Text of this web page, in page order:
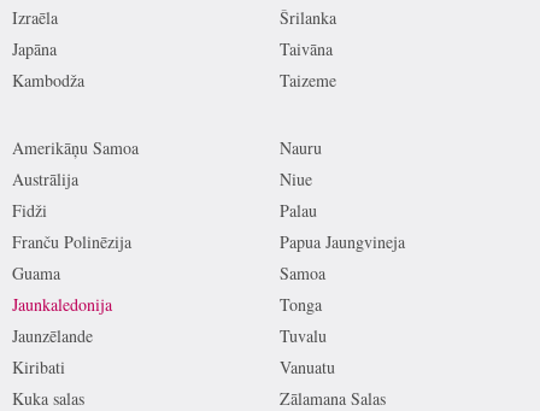
Izraēla
Japāna
Kambodža
Šrilanka
Taivāna
Taizeme
Amerikāņu Samoa
Austrālija
Fidži
Franču Polinēzija
Guama
Jaunkaledonija
Jaunzēlande
Kiribati
Kuka salas
Nauru
Niue
Palau
Papua Jaungvineja
Samoa
Tonga
Tuvalu
Vanuatu
Zālamana Salas